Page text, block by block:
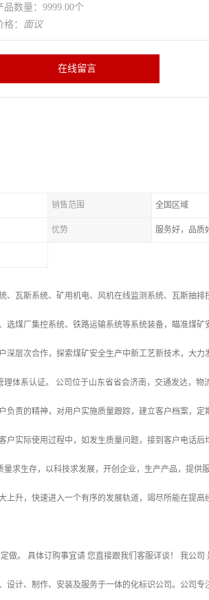
品数量：9999.00个
格： 面议
在线留言
销售范围 全国区域
优势 服务好，品质
瓦斯系统、矿用机电、风机在线监测系统、瓦斯抽
煤厂集控系统、铁路运输系统等系统装备，瞄准煤
层次合作，探索煤矿安全生产中新工艺新技术，大
体系认证。 公司位于山东省省会济南，交通发达，物
责的精神，对用户实施质量跟踪，建立客户档案，
实际使用过程中，如发生质量问题，接到客户电话后
求生存，以科技求发展，开创企业，生产产品，提供
升，快速进入一个有序的发展轨道，竭尽所能在提
做。 具体订购事宜请 您直接跟我们客服详谈！ 我公
计、制作、安装及服务于一体的化标识公司。公司专